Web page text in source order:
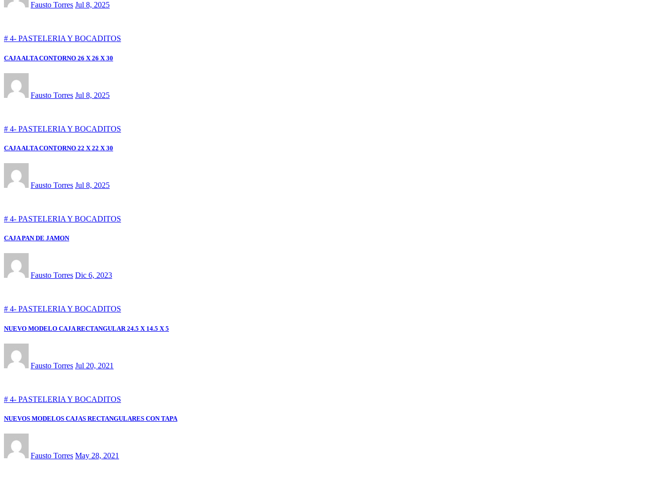
Fausto Torres Jul 8, 2025
# 4- PASTELERIA Y BOCADITOS
CAJA ALTA CONTORNO 26 X 26 X 30
Fausto Torres Jul 8, 2025
# 4- PASTELERIA Y BOCADITOS
CAJA ALTA CONTORNO 22 X 22 X 30
Fausto Torres Jul 8, 2025
# 4- PASTELERIA Y BOCADITOS
CAJA PAN DE JAMON
Fausto Torres Dic 6, 2023
# 4- PASTELERIA Y BOCADITOS
NUEVO MODELO CAJA RECTANGULAR 24.5 X 14.5 X 5
Fausto Torres Jul 20, 2021
# 4- PASTELERIA Y BOCADITOS
NUEVOS MODELOS CAJAS RECTANGULARES CON TAPA
Fausto Torres May 28, 2021